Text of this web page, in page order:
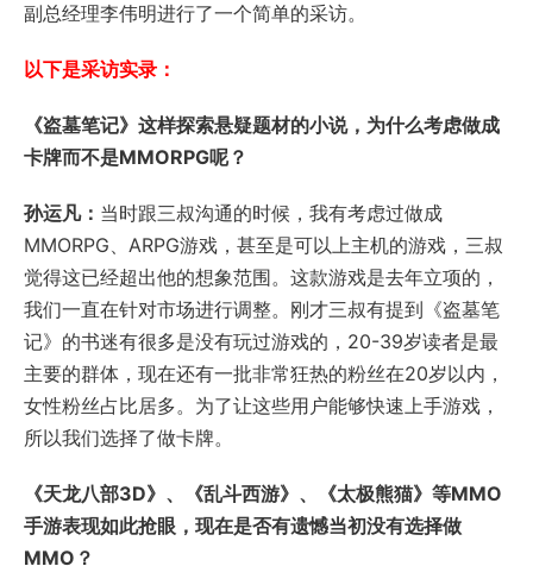
副总经理李伟明进行了一个简单的采访。
以下是采访实录：
《盗墓笔记》这样探索悬疑题材的小说，为什么考虑做成
卡牌而不是MMORPG呢？
孙运凡： 当时跟三叔沟通的时候，我有考虑过做成
MMORPG、ARPG游戏，甚至是可以上主机的游戏，三叔
觉得这已经超出他的想象范围。这款游戏是去年立项的，
我们一直在针对市场进行调整。刚才三叔有提到《盗墓笔
记》的书迷有很多是没有玩过游戏的，20-39岁读者是最
主要的群体，现在还有一批非常狂热的粉丝在20岁以内，
女性粉丝占比居多。为了让这些用户能够快速上手游戏，
所以我们选择了做卡牌。
《天龙八部3D》、《乱斗西游》、《太极熊猫》等MMO
手游表现如此抢眼，现在是否有遗憾当初没有选择做
MMO ？